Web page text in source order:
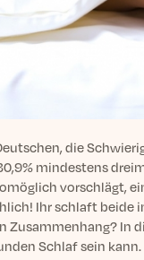
die
mindestens
vorschlägt,
Ihr schlaft beide
Zusammenhang? In
Schlaf sein kann.